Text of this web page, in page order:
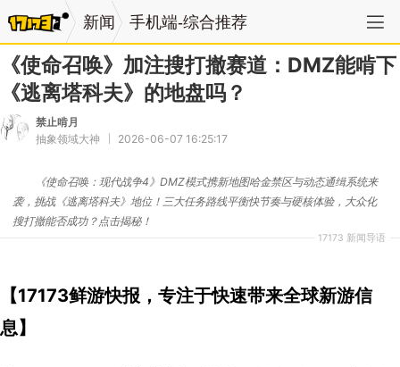
新闻 手机端-综合推荐
《使命召唤》加注搜打撤赛道：DMZ能啃下
《逃离塔科夫》的地盘吗？
禁止啃月
抽象领域大神
2026-06-07 16:25:17
17173 新闻导语
《使命召唤：现代战争4》DMZ模式携新地图哈金禁区与动态通缉系统来
袭，挑战《逃离塔科夫》地位！三大任务路线平衡快节奏与硬核体验，大众化
搜打撤能否成功？点击揭秘！
【17173鲜游快报，专注于快速带来全球新游信
息】